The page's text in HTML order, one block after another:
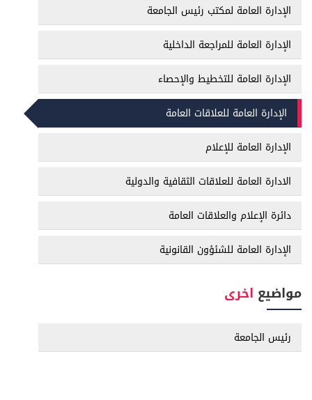
الإدارة العامة لمكتب رئيس الجامعة
الإدارة العامة للمراجعة الداخلية
الإدارة العامة للتخطيط والإحصاء
الإدارة العامة للعلاقات العامة
الإدارة العامة للإعلام
الادارة العامة للعلاقات الثقافية والدولية
دائرة الإعلام والعلاقات العامة
الإدارة العامة للشئؤون القانونية
مواضيع اخرى
رئيس الجامعة